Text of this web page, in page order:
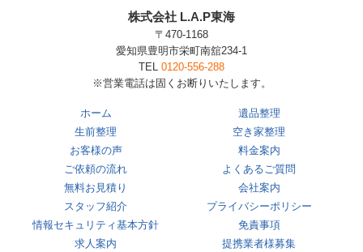
株式会社 L.A.P東海
〒470-1168
愛知県豊明市栄町南舘234-1
TEL 0120-556-288
※営業電話は固くお断りいたします。
ホーム
遺品整理
生前整理
空き家整理
お客様の声
料金案内
ご依頼の流れ
よくあるご質問
無料お見積り
会社案内
スタッフ紹介
プライバシーポリシー
情報セキュリティ基本方針
免責事項
求人案内
提携業者様募集